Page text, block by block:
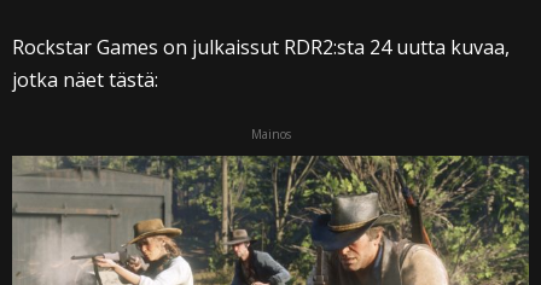
Rockstar Games on julkaissut RDR2:sta 24 uutta kuvaa,
jotka näet tästä:
Mainos